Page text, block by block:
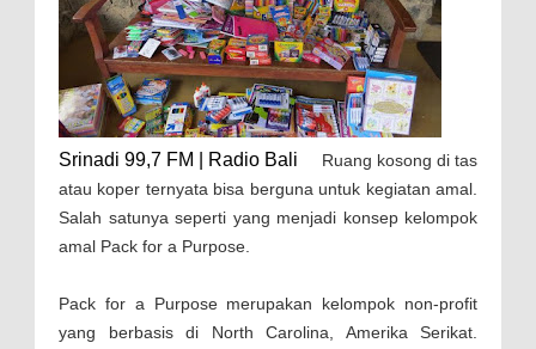
Srinadi 99,7 FM | Radio Bali Ruang kosong di tas
atau koper ternyata bisa berguna untuk kegiatan amal.
Salah satunya seperti yang menjadi konsep kelompok
amal Pack for a Purpose.
Pack for a Purpose merupakan kelompok non-profit
yang berbasis di North Carolina, Amerika Serikat.